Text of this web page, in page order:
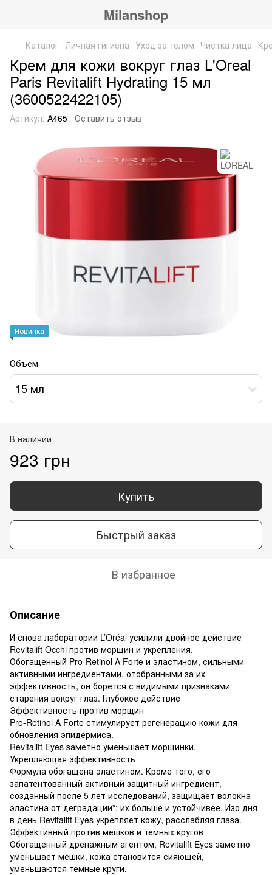
Milanshop
Каталог Личная гигиена Уход за телом Чистка лица
Крем для кожи вокруг глаз L'Oreal
Paris Revitalift Hydrating 15 мл
(3600522422105)
Артикул: A465 Оставить отзыв
Новинка
Объем
15 мл
В наличии
923 грн
Купить
Быстрый заказ
В избранное
Описание
И снова лаборатории L’Oréal усилили двойное действие
Revitalift Occhi против морщин и укрепления.
Обогащенный Pro-Retinol A Forte и эластином, сильными
активными ингредиентами, отобранными за их
эффективность, он борется с видимыми признаками
старения вокруг глаз. Глубокое действие
Эффективность против морщин
Pro-Retinol A Forte стимулирует регенерацию кожи для
обновления эпидермиса.
Revitalift Eyes заметно уменьшает морщинки.
Укрепляющая эффективность
Формула обогащена эластином. Кроме того, его
запатентованный активный защитный ингредиент,
созданный после 5 лет исследований, защищает волокна
эластина от деградации*: их больше и устойчивее. Изо дня
в день Revitalift Eyes укрепляет кожу, расслабляя глаза.
Эффективный против мешков и темных кругов
Обогащенный дренажным агентом, Revitalift Eyes заметно
уменьшает мешки, кожа становится сияющей,
уменьшаются темные круги.